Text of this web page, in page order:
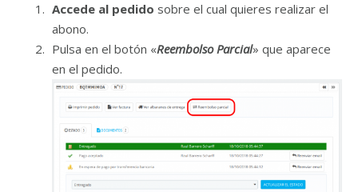
Accede al pedido sobre el cual quieres realizar el
abono.
Pulsa en el botón «Reembolso Parcial» que aparece
en el pedido.